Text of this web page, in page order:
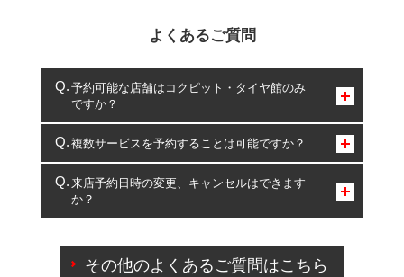
よくあるご質問
予約可能な店舗はコクピット・タイヤ館のみ
ですか？
コクピット・タイヤ館のみとなります。
複数サービスを予約することは可能ですか？
複数サービスのご予約は可能です。
一部の商品・サービスの組み合わせに限り、同時にご予約が
出来ないものもございます。
来店予約日時の変更、キャンセルはできます
か？
ご来店予約日の3営業日前を過ぎている場合のご予約
その他のよくあるご質問はこちら